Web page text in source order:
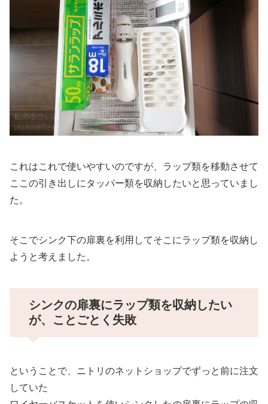
これはこれで使いやすいのですが、ラップ類を移動させて
ここの引き出しにタッパー類を収納したいと思っていまし
た。
そこでシンク下の扉裏を利用してそこにラップ類を収納し
ようと考えました。
シンクの扉裏にラップ類を収納したい
が、ことごとく失敗
ということで、ニトリのネットショップでずっと前に注文
していた